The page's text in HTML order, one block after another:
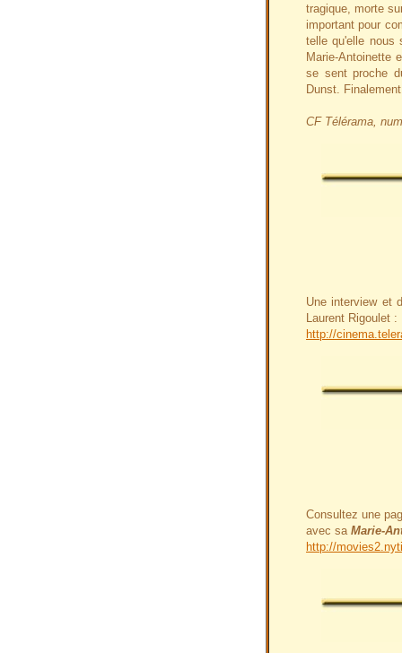
tragique, morte
important pour
telle qu'elle nous
Marie-Antoinette
se sent proche
Dunst.
CF Télérama,
Une interview et
Laurent Rigoulet :
http://
Consultez une
avec sa Marie-
http://